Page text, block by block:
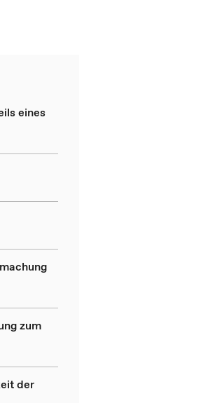
eines
zum
der